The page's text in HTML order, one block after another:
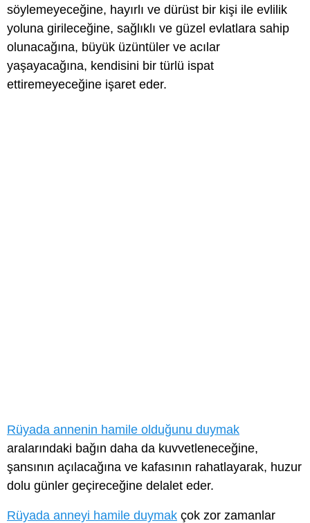
söylemeyeceğine, hayırlı ve dürüst bir kişi ile evlilik
yoluna girileceğine, sağlıklı ve güzel evlatlara sahip
olunacağına, büyük üzüntüler ve acılar
yaşayacağına, kendisini bir türlü ispat
ettiremeyeceğine işaret eder.
Rüyada annenin hamile olduğunu duymak
aralarındaki bağın daha da kuvvetleneceğine,
şansının açılacağına ve kafasının rahatlayarak, huzur
dolu günler geçireceğine delalet eder.
Rüyada anneyi hamile duymak çok zor zamanlar